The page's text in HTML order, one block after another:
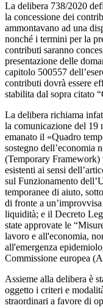
La delibera 738/2020
la concessione dei
ammontavano ad una
nonché i termini per la
contributi saranno
presentazione delle
capitolo 500557
contributi dovrà essere
stabilita dal sopra citato
La delibera richiama
la comunicazione del 19
emanato il «Quadro
sostegno dell’economia
(Temporary Framework)
esistenti ai sensi
sul Funzionamento
temporanee di aiuto,
di fronte a
liquidità; e il Decreto
state approvate le
lavoro e all'economia,
all'emergenza
Commissione europea
Assieme alla delibera è
oggetto i criteri e
straordinari a favore di